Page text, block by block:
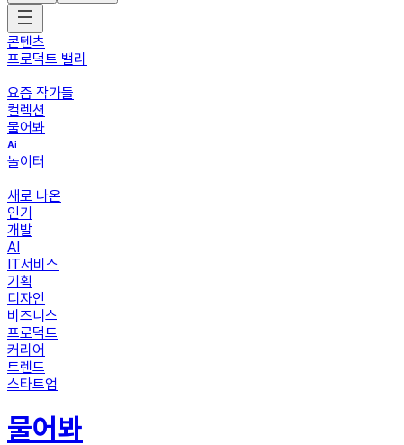
콘텐츠
프로덕트 밸리
요즘 작가들
컬렉션
물어봐
놀이터
새로 나온
인기
개발
AI
IT서비스
기획
디자인
비즈니스
프로덕트
커리어
트렌드
스타트업
물어봐